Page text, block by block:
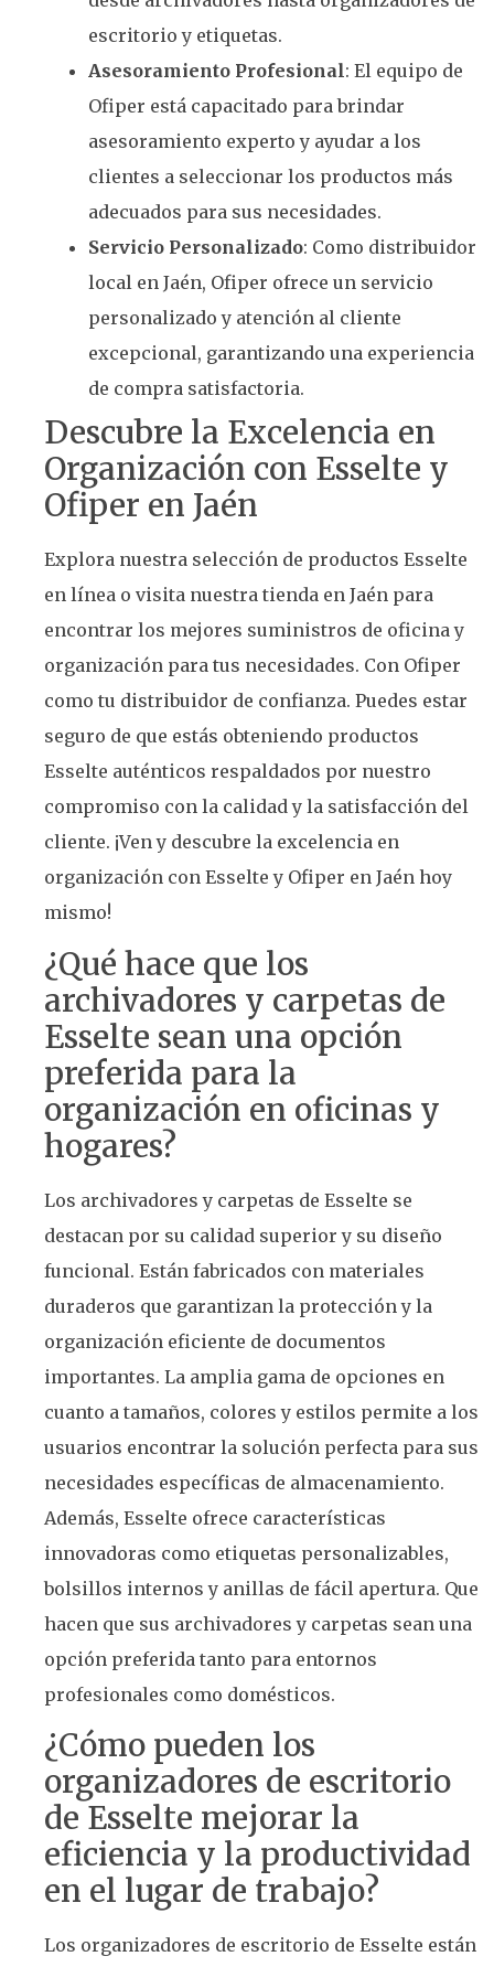
escritorio y etiquetas.
Asesoramiento Profesional: El equipo de
Ofiper está capacitado para brindar
asesoramiento experto y ayudar a los
clientes a seleccionar los productos más
adecuados para sus necesidades.
Servicio Personalizado: Como distribuidor
local en Jaén, Ofiper ofrece un servicio
personalizado y atención al cliente
excepcional, garantizando una experiencia
de compra satisfactoria.
Descubre la Excelencia en
Organización con Esselte y
Ofiper en Jaén
Explora nuestra selección de productos Esselte
en línea o visita nuestra tienda en Jaén para
encontrar los mejores suministros de oficina y
organización para tus necesidades. Con Ofiper
como tu distribuidor de confianza. Puedes estar
seguro de que estás obteniendo productos
Esselte auténticos respaldados por nuestro
compromiso con la calidad y la satisfacción del
cliente. ¡Ven y descubre la excelencia en
organización con Esselte y Ofiper en Jaén hoy
mismo!
¿Qué hace que los
archivadores y carpetas de
Esselte sean una opción
preferida para la
organización en oficinas y
hogares?
Los archivadores y carpetas de Esselte se
destacan por su calidad superior y su diseño
funcional. Están fabricados con materiales
duraderos que garantizan la protección y la
organización eficiente de documentos
importantes. La amplia gama de opciones en
cuanto a tamaños, colores y estilos permite a los
usuarios encontrar la solución perfecta para sus
necesidades específicas de almacenamiento.
Además, Esselte ofrece características
innovadoras como etiquetas personalizables,
bolsillos internos y anillas de fácil apertura. Que
hacen que sus archivadores y carpetas sean una
opción preferida tanto para entornos
profesionales como domésticos.
¿Cómo pueden los
organizadores de escritorio
de Esselte mejorar la
eficiencia y la productividad
en el lugar de trabajo?
Los organizadores de escritorio de Esselte están